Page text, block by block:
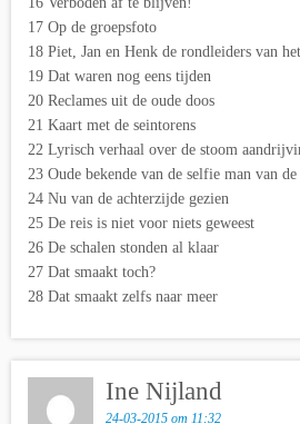
17 Op de groepsfoto
18 Piet, Jan en Henk de rondleiders van
19 Dat waren nog eens tijden
20 Reclames uit de oude doos
21 Kaart met de seintorens
22 Lyrisch verhaal over de stoom
23 Oude bekende van de selfie man van
24 Nu van de achterzijde gezien
25 De reis is niet voor niets geweest
26 De schalen stonden al klaar
27 Dat smaakt toch?
28 Dat smaakt zelfs naar meer
Ine Nijland
24-03-2015 om 11:32